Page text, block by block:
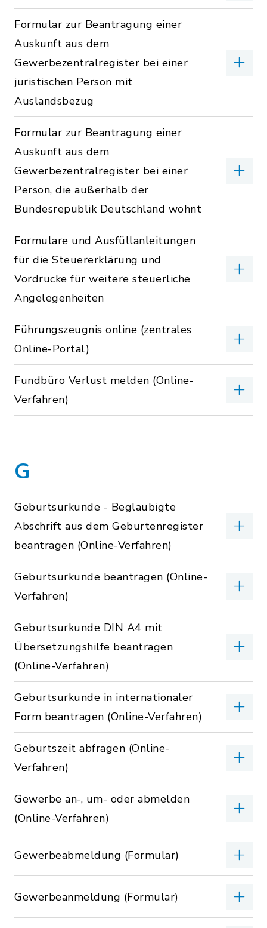
Formular zur Beantragung einer
Auskunft aus dem
Gewerbezentralregister bei einer
juristischen Person mit
Auslandsbezug
Formular zur Beantragung einer
Auskunft aus dem
Gewerbezentralregister bei einer
Person, die außerhalb der
Bundesrepublik Deutschland wohnt
Formulare und Ausfüllanleitungen
für die Steuererklärung und
Vordrucke für weitere steuerliche
Angelegenheiten
Führungszeugnis online (zentrales
Online-Portal)
Fundbüro Verlust melden (Online-
Verfahren)
G
Geburtsurkunde - Beglaubigte
Abschrift aus dem Geburtenregister
beantragen (Online-Verfahren)
Geburtsurkunde beantragen (Online-
Verfahren)
Geburtsurkunde DIN A4 mit
Übersetzungshilfe beantragen
(Online-Verfahren)
Geburtsurkunde in internationaler
Form beantragen (Online-Verfahren)
Geburtszeit abfragen (Online-
Verfahren)
Gewerbe an-, um- oder abmelden
(Online-Verfahren)
Gewerbeabmeldung (Formular)
Gewerbeanmeldung (Formular)